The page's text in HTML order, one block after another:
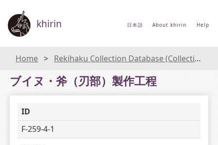
khirin 日本語 About khirin Help
Home Rekihaku Collection Database (Collections Database of the National Museum of Japanese History)
ブイヌ・斧（刃部）製作工程
ID
F-259-4-1